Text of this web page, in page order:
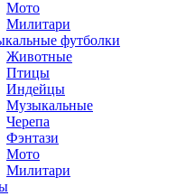
Мото
Милитари
футболки
Животные
Птицы
Индейцы
Музыкальные
Черепа
Фэнтази
Мото
Милитари